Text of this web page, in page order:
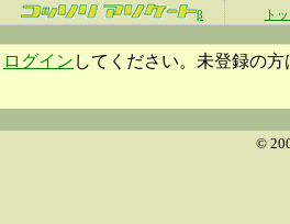
β ト
ログイン してください。未登録の方
©